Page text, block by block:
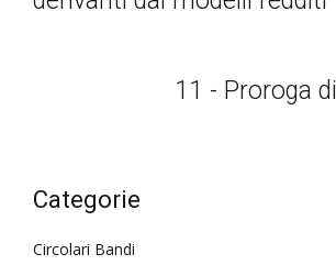
11 - Proroga
Categorie
Circolari Bandi